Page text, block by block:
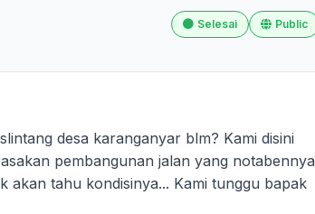
Selesai Public
desa karanganyar blm? Kami disini
pembangunan jalan yang notabennya
akan tahu kondisinya... Kami tunggu bapak